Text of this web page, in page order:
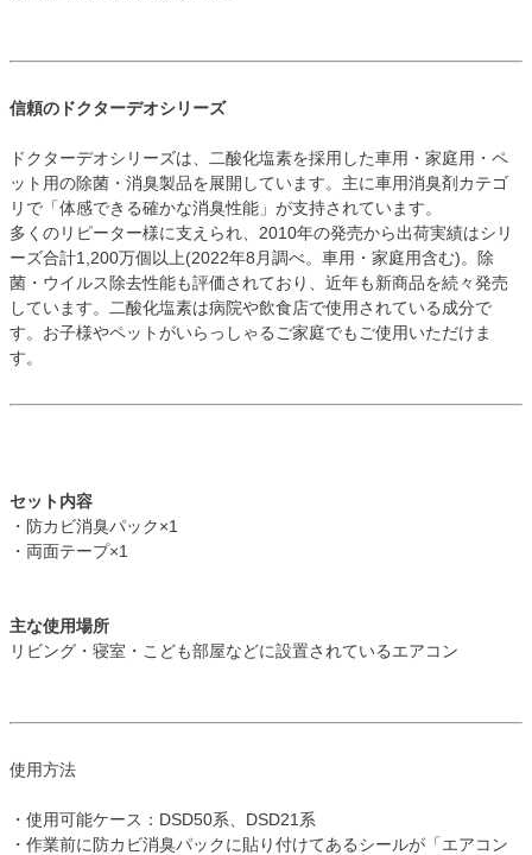
信頼のドクターデオシリーズ
ドクターデオシリーズは、二酸化塩素を採用した車用・家庭用・ペ
ット用の除菌・消臭製品を展開しています。主に車用消臭剤カテゴ
リで「体感できる確かな消臭性能」が支持されています。
多くのリピーター様に支えられ、2010年の発売から出荷実績はシリ
ーズ合計1,200万個以上(2022年8月調べ。車用・家庭用含む)。除
菌・ウイルス除去性能も評価されており、近年も新商品を続々発売
しています。二酸化塩素は病院や飲食店で使用されている成分で
す。お子様やペットがいらっしゃるご家庭でもご使用いただけま
す。
セット内容
・防カビ消臭パック×1
・両面テープ×1
主な使用場所
リビング・寝室・こども部屋などに設置されているエアコン
使用方法
・使用可能ケース：DSD50系、DSD21系
・作業前に防カビ消臭パックに貼り付けてあるシールが「エアコン